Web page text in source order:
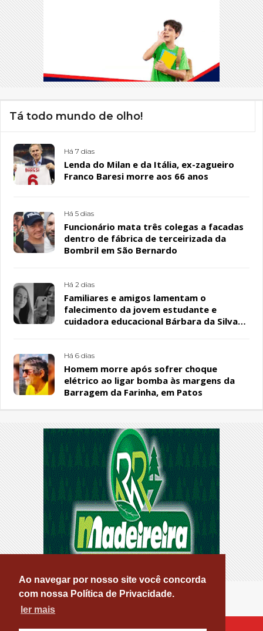
Ao navegar por nosso site você concorda
com nossa Política de Privacidade.
ler mais
Tá todo mundo de olho!
Há 7 dias
Lenda do Milan e da Itália, ex-zagueiro
Franco Baresi morre aos 66 anos
Há 5 dias
Funcionário mata três colegas a facadas
dentro de fábrica de terceirizada da
Bombril em São Bernardo
Há 2 dias
Familiares e amigos lamentam o
falecimento da jovem estudante e
cuidadora educacional Bárbara da Silva
Há 6 dias
Homem morre após sofrer choque
elétrico ao ligar bomba às margens da
Barragem da Farinha, em Patos